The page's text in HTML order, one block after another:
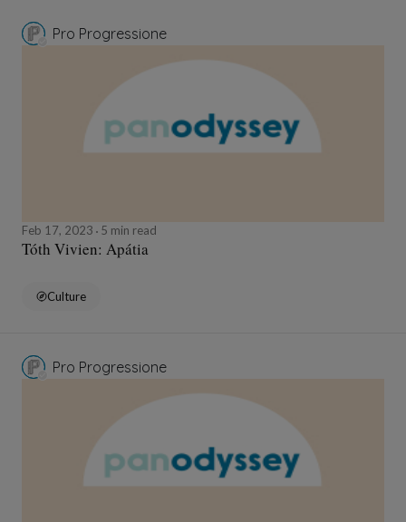
Pro Progressione
Feb 17, 2023 5 min read
Tóth Vivien: Apátia
Culture
Pro Progressione